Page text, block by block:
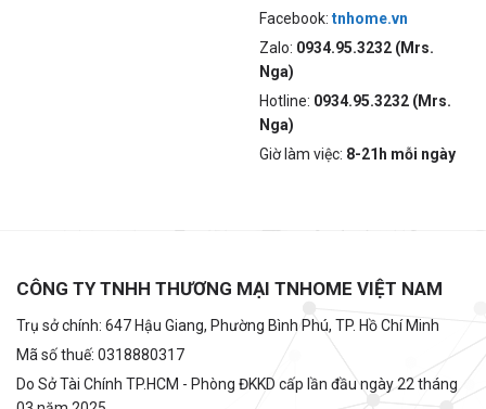
Facebook: tnhome.vn
Zalo: 0934.95.3232 (Mrs.
Nga)
Hotline: 0934.95.3232 (Mrs.
Nga)
Giờ làm việc: 8-21h mỗi ngày
CÔNG TY TNHH THƯƠNG MẠI TNHOME VIỆT NAM
Trụ sở chính: 647 Hậu Giang, Phường Bình Phú, TP. Hồ Chí Minh
Mã số thuế: 0318880317
Do Sở Tài Chính TP.HCM - Phòng ĐKKD cấp lần đầu ngày 22 tháng